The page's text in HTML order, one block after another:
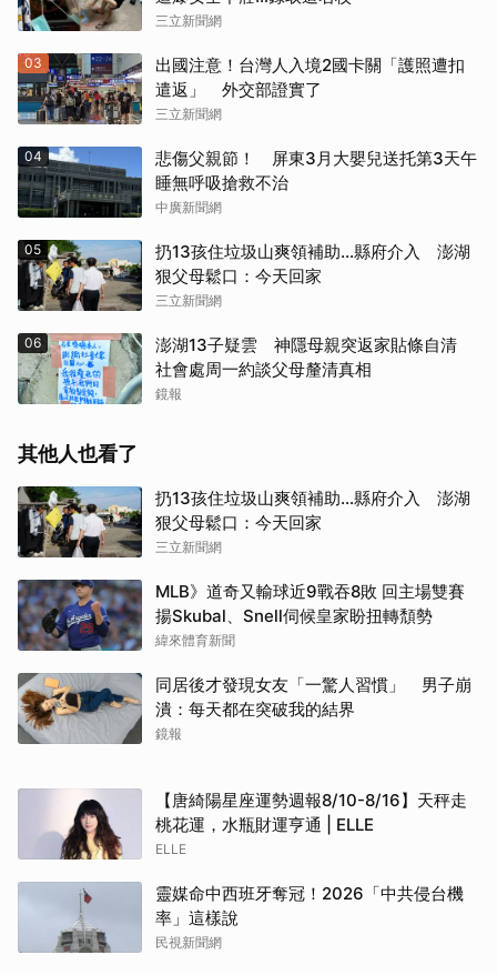
三立新聞網
03
出國注意！台灣人入境2國卡關「護照遭扣
遣返」 外交部證實了
三立新聞網
04
悲傷父親節！ 屏東3月大嬰兒送托第3天午
睡無呼吸搶救不治
中廣新聞網
05
扔13孩住垃圾山爽領補助…縣府介入 澎湖
狠父母鬆口：今天回家
三立新聞網
06
澎湖13子疑雲 神隱母親突返家貼條自清
社會處周一約談父母釐清真相
鏡報
其他人也看了
扔13孩住垃圾山爽領補助…縣府介入 澎湖
狠父母鬆口：今天回家
三立新聞網
MLB》道奇又輸球近9戰吞8敗 回主場雙賽
揚Skubal、Snell伺候皇家盼扭轉頹勢
緯來體育新聞
同居後才發現女友「一驚人習慣」 男子崩
潰：每天都在突破我的結界
鏡報
【唐綺陽星座運勢週報8/10-8/16】天秤走
桃花運，水瓶財運亨通 | ELLE
ELLE
靈媒命中西班牙奪冠！2026「中共侵台機
率」這樣說
民視新聞網